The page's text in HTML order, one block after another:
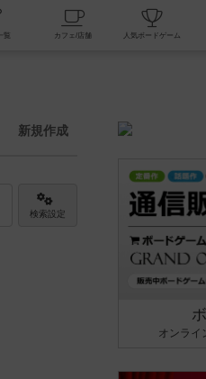
掲示板一覧 カフェ/店舗
新規作成
検索設定
オンライ